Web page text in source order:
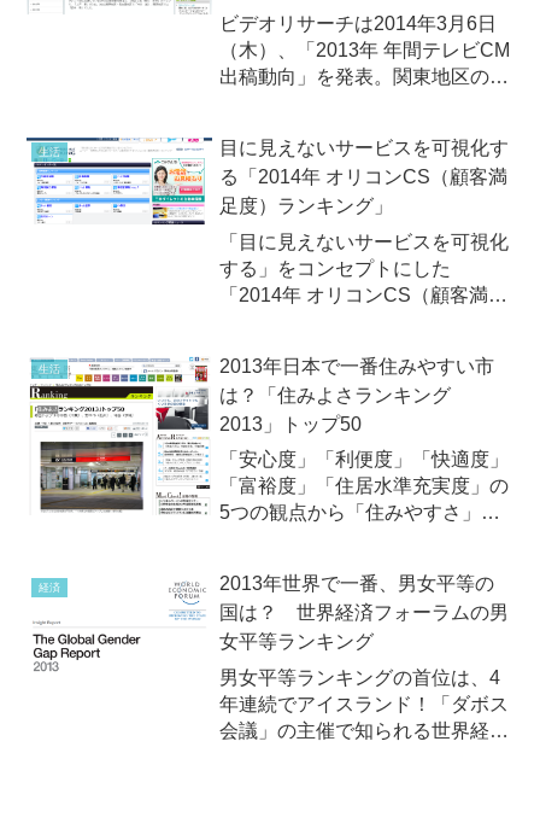
ビデオリサーチは2014年3月6日
（木）、「2013年 年間テレビCM
出稿動向」を発表。関東地区の
生活
目に見えないサービスを可視化す
る「2014年 オリコンCS（顧客満
足度）ランキング」
「目に見えないサービスを可視化
する」をコンセプトにした
「2014年 オリコンCS（顧客満足
生活
2013年日本で一番住みやすい市
は？「住みよさランキング
2013」トップ50
「安心度」「利便度」「快適度」
「富裕度」「住居水準充実度」の
5つの観点から「住みやすさ」を
国の市を対象に「住みよさランキ
ング」を発表しました。毎年、公
表されている東...
経済
2013年世界で一番、男女平等の
国は？ 世界経済フォーラムの男
女平等ランキング
男女平等ランキングの首位は、4
年連続でアイスランド！「ダボス
会議」の主催で知られる世界経済